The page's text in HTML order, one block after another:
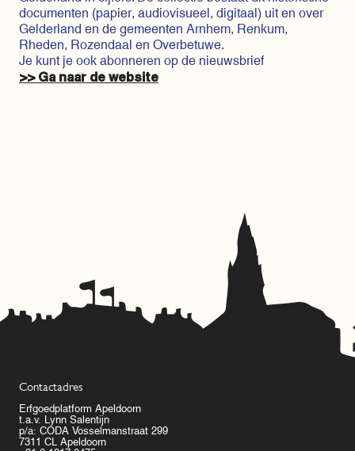
documenten (papier, audiovisueel, digitaal) uit en over
Gelderland en de gemeenten Arnhem, Renkum,
Rheden, Rozendaal en Overbetuwe.
Je kunt je ook abonneren op de nieuwsbrief
>> Ga naar de website
Contactadres
Erfgoedplatform Apeldoorn
t.a.v. Lynn Salentijn
p/a: CODA Vosselmanstraat 299
7311 CL Apeldoorn